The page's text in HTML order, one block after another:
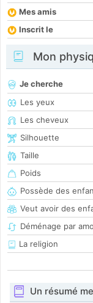
Mes amis
Inscrit le
Mon
Je cherche
Les yeux
Les cheveux
Silhouette
Taille
Poids
Possède des
Veut avoir des
Déménage par
La religion
Un résumé